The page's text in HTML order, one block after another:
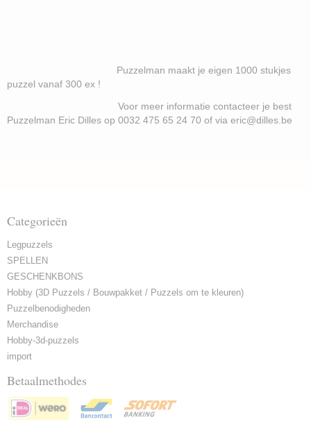
Puzzelman maakt je eigen 1000 stukjes
puzzel vanaf 300 ex !
Voor meer informatie contacteer je best
Puzzelman Eric Dilles op 0032 475 65 24 70 of via eric@dilles.be
Categorieën
Legpuzzels
SPELLEN
GESCHENKBONS
Hobby (3D Puzzels / Bouwpakket / Puzzels om te kleuren)
Puzzelbenodigheden
Merchandise
Hobby-3d-puzzels
import
Betaalmethodes